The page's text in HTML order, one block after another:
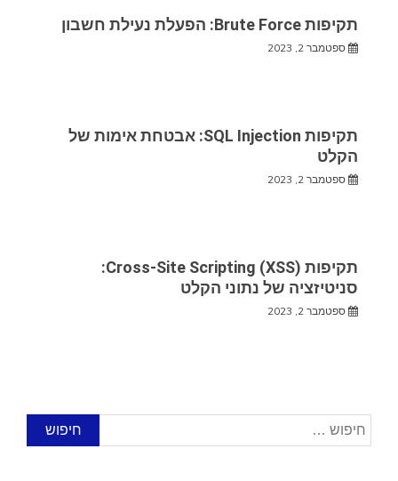
תקיפות Brute Force: הפעלת נעילת חשבון
ספטמבר 2, 2023
תקיפות SQL Injection: אבטחת אימות של
הקלט
ספטמבר 2, 2023
תקיפות Cross-Site Scripting (XSS):
סניטיזציה של נתוני הקלט
ספטמבר 2, 2023
חיפוש: